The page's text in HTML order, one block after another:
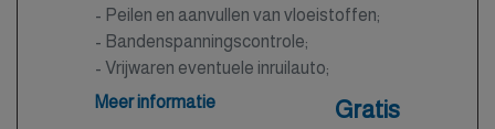
- Peilen en aanvullen van vloeistoffen;
- Bandenspanningscontrole;
- Vrijwaren eventuele inruilauto;
- Auto is of wordt gepoetst.
Meer informatie Gratis